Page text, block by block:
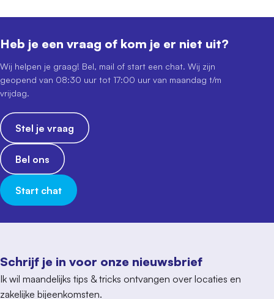
Schrijf je in voor onze nieuwsbrief
Ik wil maandelijks tips & tricks ontvangen over locaties en
zakelijke bijeenkomsten.
Heb je een vraag of kom je er niet uit?
Wij helpen je graag! Bel, mail of start een chat. Wij zijn
geopend van 08:30 uur tot 17:00 uur van maandag t/m
vrijdag.
Stel je vraag
Bel ons
Start chat